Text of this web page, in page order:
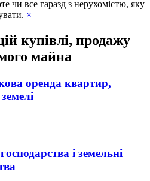
чи все гаразд з нерухомістю, яку
×
купівлі, продажу
майна
оренда квартир,
і земельні